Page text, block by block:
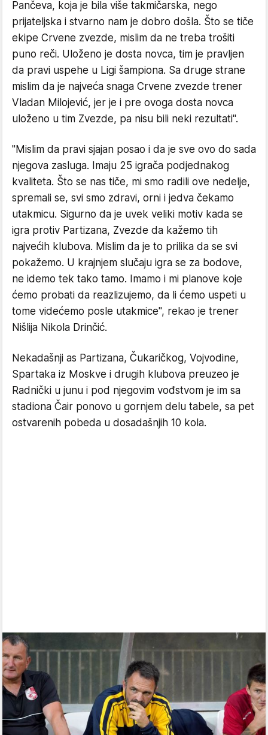
Pančeva, koja je bila više takmičarska, nego
prijateljska i stvarno nam je dobro došla. Što se tiče
ekipe Crvene zvezde, mislim da ne treba trošiti
puno reči. Uloženo je dosta novca, tim je pravljen
da pravi uspehe u Ligi šampiona. Sa druge strane
mislim da je najveća snaga Crvene zvezde trener
Vladan Milojević, jer je i pre ovoga dosta novca
uloženo u tim Zvezde, pa nisu bili neki rezultati".
"Mislim da pravi sjajan posao i da je sve ovo do sada
njegova zasluga. Imaju 25 igrača podjednakog
kvaliteta. Što se nas tiče, mi smo radili ove nedelje,
spremali se, svi smo zdravi, orni i jedva čekamo
utakmicu. Sigurno da je uvek veliki motiv kada se
igra protiv Partizana, Zvezde da kažemo tih
najvećih klubova. Mislim da je to prilika da se svi
pokažemo. U krajnjem slučaju igra se za bodove,
ne idemo tek tako tamo. Imamo i mi planove koje
ćemo probati da reazlizujemo, da li ćemo uspeti u
tome videćemo posle utakmice", rekao je trener
Nišlija Nikola Drinčić.
Nekadašnji as Partizana, Čukaričkog, Vojvodine,
Spartaka iz Moskve i drugih klubova preuzeo je
Radnički u junu i pod njegovim vođstvom je im sa
stadiona Čair ponovo u gornjem delu tabele, sa pet
ostvarenih pobeda u dosadašnjih 10 kola.